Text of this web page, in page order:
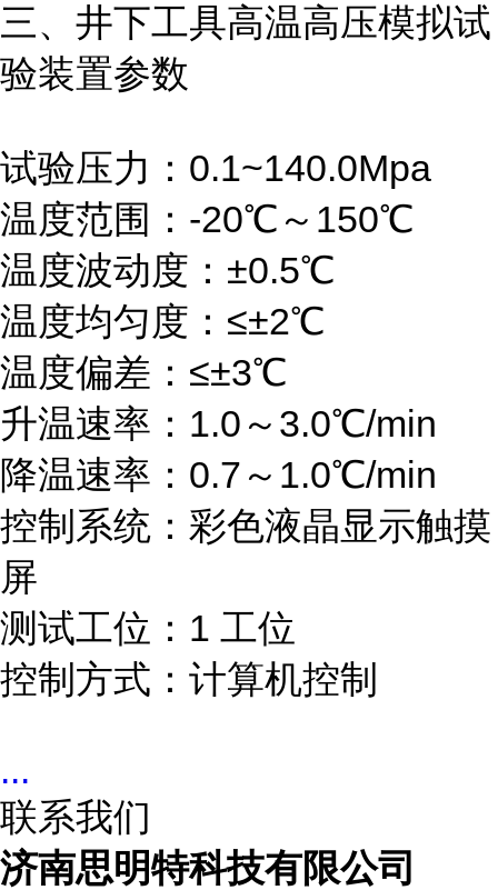
三、井下工具高温高压模拟试
验装置参数
试验压力：0.1~140.0Mpa
温度范围：-20℃～150℃
温度波动度：±0.5℃
温度均匀度：≤±2℃
温度偏差：≤±3℃
升温速率：1.0～3.0℃/min
降温速率：0.7～1.0℃/min
控制系统：彩色液晶显示触摸
屏
测试工位：1 工位
控制方式：计算机控制
...
联系我们
济南思明特科技有限公司